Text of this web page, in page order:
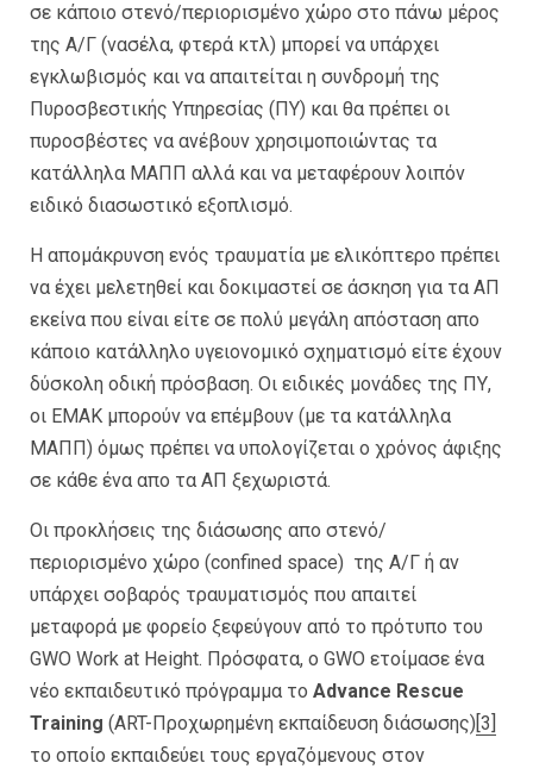
σε κάποιο στενό/περιορισμένο χώρο στο πάνω μέρος
της Α/Γ (νασέλα, φτερά κτλ) μπορεί να υπάρχει
εγκλωβισμός και να απαιτείται η συνδρομή της
Πυροσβεστικής Υπηρεσίας (ΠΥ) και θα πρέπει οι
πυροσβέστες να ανέβουν χρησιμοποιώντας τα
κατάλληλα ΜΑΠΠ αλλά και να μεταφέρουν λοιπόν
ειδικό διασωστικό εξοπλισμό.
Η απομάκρυνση ενός τραυματία με ελικόπτερο πρέπει
να έχει μελετηθεί και δοκιμαστεί σε άσκηση για τα ΑΠ
εκείνα που είναι είτε σε πολύ μεγάλη απόσταση απο
κάποιο κατάλληλο υγειονομικό σχηματισμό είτε έχουν
δύσκολη οδική πρόσβαση. Οι ειδικές μονάδες της ΠΥ,
οι ΕΜΑΚ μπορούν να επέμβουν (με τα κατάλληλα
ΜΑΠΠ) όμως πρέπει να υπολογίζεται ο χρόνος άφιξης
σε κάθε ένα απο τα ΑΠ ξεχωριστά.
Οι προκλήσεις της διάσωσης απο στενό/
περιορισμένο χώρο (confined space) της Α/Γ ή αν
υπάρχει σοβαρός τραυματισμός που απαιτεί
μεταφορά με φορείο ξεφεύγουν από το πρότυπο του
GWO Work at Height. Πρόσφατα, ο GWO ετοίμασε ένα
νέο εκπαιδευτικό πρόγραμμα το Advance Rescue
Training (ART-Προχωρημένη εκπαίδευση διάσωσης) [3]
το οποίο εκπαιδεύει τους εργαζόμενους στον